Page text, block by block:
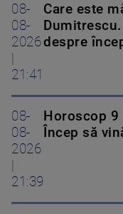
08-
08-
2026
|
21:41
Care este
despre
08-
08-
2026
|
21:39
Horoscop 9
Încep să